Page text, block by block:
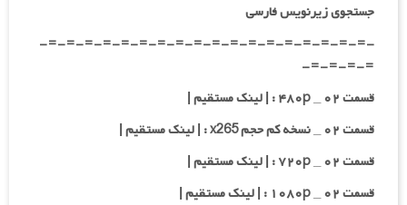
جستجوی زیرنویس فارسی
-=-=-=-=-=-=-=-=-=-=-=-=-=-=-=-=-=-=-
=-=-=-=-
قسمت ۰۲ _ ۴۸۰p : | لینک مستقیم |
قسمت ۰۲ _ نسخه کم حجم x265 : | لینک مستقیم |
قسمت ۰۲ _ ۷۲۰p : | لینک مستقیم |
قسمت ۰۲ _ ۱۰۸۰p : | لینک مستقیم |